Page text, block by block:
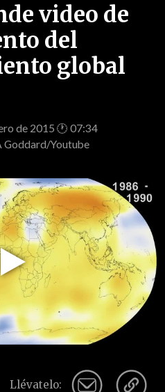
video de
del
global
de 2015 🕐 07:34
Goddard/Youtube
Llévatelo: